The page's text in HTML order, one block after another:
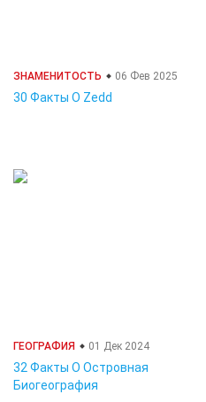
ЗНАМЕНИТОСТЬ 06 Фев 2025
30 Факты О Zedd
ГЕОГРАФИЯ 01 Дек 2024
32 Факты О Островная
Биогеография